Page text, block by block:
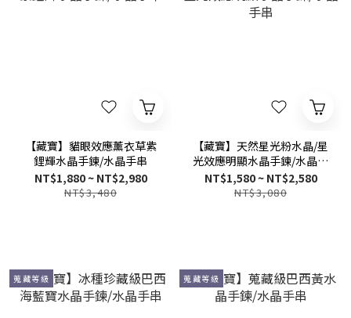
【藏寶】貓眼效應薰衣草紫
鋰輝水晶手鍊/水晶手串
NT$1,880 ~ NT$2,980
NT$3,480
【藏寶】天然星光粉水晶/星
光效應明顯水晶手鍊/水晶手
串
NT$1,580 ~ NT$2,580
NT$3,080
蒐藏等級 蒐藏等級